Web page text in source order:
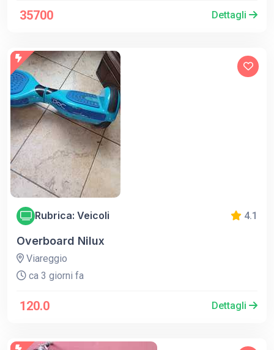
35700 Dettagli
Rubrica: Veicoli 4.1
Overboard Nilux
Viareggio
ca 3 giorni fa
120.0 Dettagli